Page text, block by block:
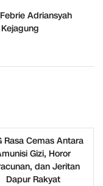
Adriansyah
Rasa Cemas Antara
Gizi, Horor
dan Jeritan
Dapur Rakyat